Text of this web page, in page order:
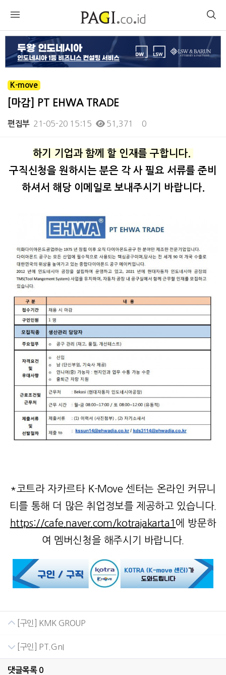
K-move
[마감] PT EHWA TRADE
편집부 21-05-20 15:15 51,371 0
하기 기업과 함께 할 인재를 구합니다.
구직신청을 원하시는 분은 각 사 필요 서류를 준비
하셔서 해당 이메일로 보내주시기 바랍니다.
*코트라 자카르타 K-Move 센터는 온라인 커뮤니
티를 통해 더 많은 취업정보를 제공하고 있습니다.
https://cafe.naver.com/kotrajakarta1 에 방문하
여 멤버신청을 해주시기 바랍니다.
[구인] KMK GROUP
[구인] PT.GnI
댓글목록 0